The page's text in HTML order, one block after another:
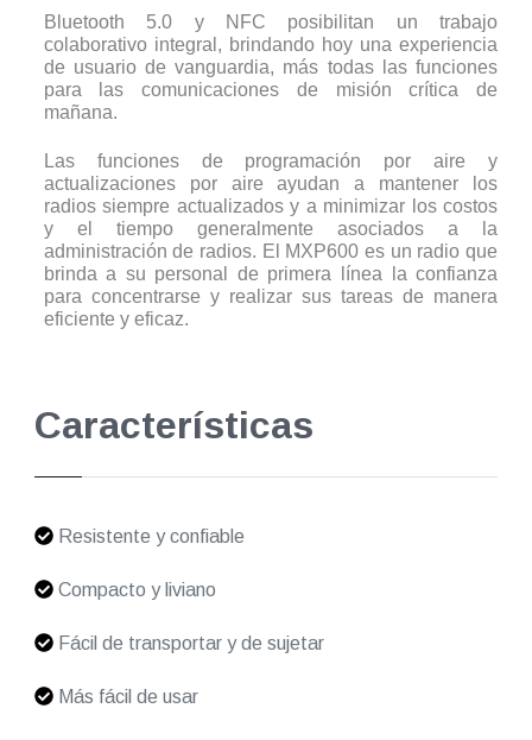
Bluetooth 5.0 y NFC posibilitan un trabajo
colaborativo integral, brindando hoy una experiencia
de usuario de vanguardia, más todas las funciones
para las comunicaciones de misión crítica de
mañana.
Las funciones de programación por aire y
actualizaciones por aire ayudan a mantener los
radios siempre actualizados y a minimizar los costos
y el tiempo generalmente asociados a la
administración de radios. El MXP600 es un radio que
brinda a su personal de primera línea la confianza
para concentrarse y realizar sus tareas de manera
eficiente y eficaz.
Características
Resistente y confiable
Compacto y liviano
Fácil de transportar y de sujetar
Más fácil de usar